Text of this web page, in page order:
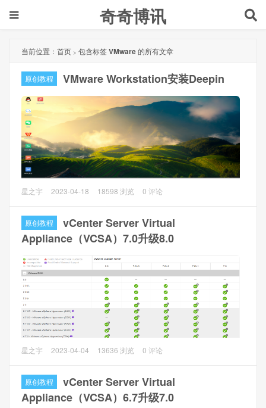
奇奇博讯
当前位置： 首页 > 包含标签VMware的所有文章
原创教程 VMware Workstation安装Deepin
本文主要讲VMware Workstation（以下简称VM）虚拟机安装
一、软件准备
1、VMware Workstation 17 Pro 17.0.0 build-20800274，请
自行百度查找
2、Deepin 20.9安装包，官网下载：
https://www.deepin.org/zh/download/
星之宇 2023-04-18 18598 浏览 0 评论
原创教程
vCenter Server Virtual
Appliance（VCSA）7.0升级8.0
VMware vCenter Server Virtual Appliance 7.0（VCSA7.0）
一、准备工作
1、vCenter兼容ESXi版本。ESXi6.7是被vCenter8.0支持的，
星之宇 2023-04-04 13636 浏览 0 评论
原创教程
vCenter Server Virtual
Appliance（VCSA）6.7升级7.0